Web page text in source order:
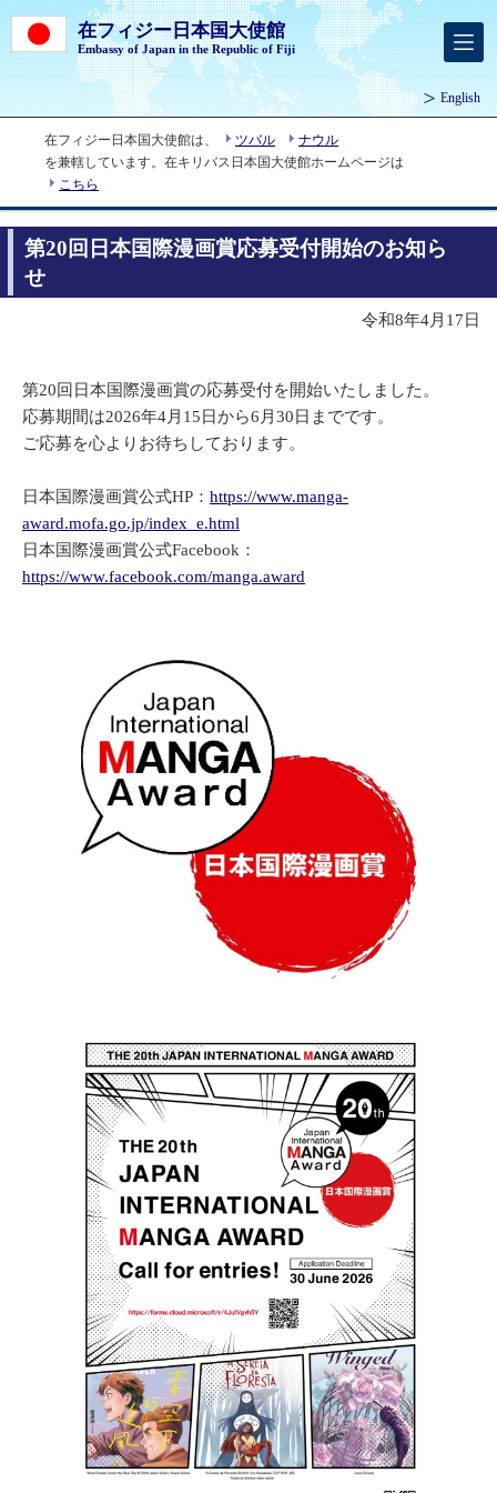
在フィジー日本国大使館
Embassy of Japan in the Republic of Fiji
English
在フィジー日本国大使館は、 ツバル
ナウル
を兼轄しています。在キリバス日本国大使館ホームページは
こちら
第20回日本国際漫画賞応募受付開始のお知ら
せ
令和8年4月17日
第20回日本国際漫画賞の応募受付を開始いたしました。
応募期間は2026年4月15日から6月30日までです。
ご応募を心よりお待ちしております。
日本国際漫画賞公式HP： https://www.manga-
award.mofa.go.jp/index_e.html
日本国際漫画賞公式Facebook：
https://www.facebook.com/manga.award